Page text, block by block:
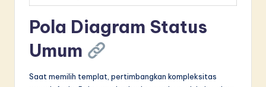
Pola Diagram Status
Umum
Saat memilih templat, pertimbangkan kompleksitas